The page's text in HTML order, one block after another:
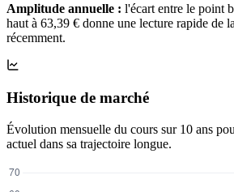
Amplitude annuelle : l'écart entre le point
haut à 63,39 € donne une lecture rapide de
récemment.
Historique de marché
Évolution mensuelle du cours sur 10 ans
actuel dans sa trajectoire longue.